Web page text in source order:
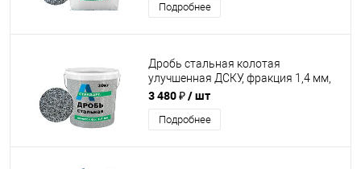
Подробнее
Дробь стальная колотая
улучшенная ДСКУ, фракция 1,4 мм,
20 кг
3 480 ₽/ шт
Подробнее